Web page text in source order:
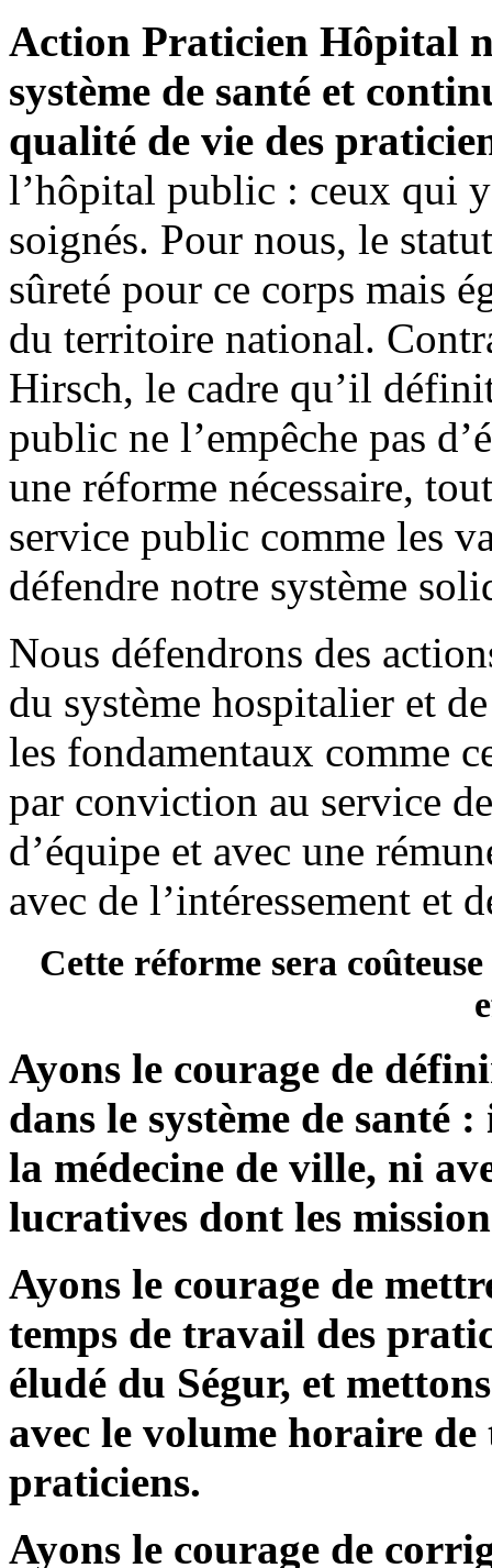
Action Praticien Hôpital
système de santé et
qualité de vie des
l’hôpital public : ceux qui
soignés. Pour nous, le
sûreté pour ce corps mais
du territoire national.
Hirsch, le cadre qu’il
public ne l’empêche pas
une réforme nécessaire,
service public comme les
défendre notre système
Nous défendrons des
du système hospitalier et
les fondamentaux comme
par conviction au service
d’équipe et avec une
avec de l’intéressement et
Cette réforme sera
Ayons le courage de
dans le système de santé
la médecine de ville, ni
lucratives dont les
Ayons le courage de
temps de travail des
éludé du Ségur, et
avec le volume horaire
praticiens.
Ayons le courage de